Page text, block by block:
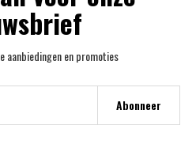
aanbiedingen en promoties
Abonneer